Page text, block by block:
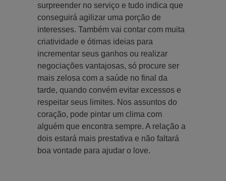
surpreender no serviço e tudo indica que
conseguirá agilizar uma porção de
interesses. Também vai contar com muita
criatividade e ótimas ideias para
incrementar seus ganhos ou realizar
negociações vantajosas, só procure ser
mais zelosa com a saúde no final da
tarde, quando convém evitar excessos e
respeitar seus limites. Nos assuntos do
coração, pode pintar um clima com
alguém que encontra sempre. A relação a
dois estará mais prestativa e não faltará
boa vontade para ajudar o love.